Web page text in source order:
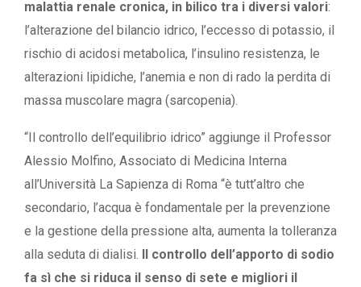
malattia renale cronica, in bilico tra i diversi valori:
l’alterazione del bilancio idrico, l’eccesso di potassio, il
rischio di acidosi metabolica, l’insulino resistenza, le
alterazioni lipidiche, l’anemia e non di rado la perdita di
massa muscolare magra (sarcopenia).
“Il controllo dell’equilibrio idrico” aggiunge il Professor
Alessio Molfino, Associato di Medicina Interna
all’Università La Sapienza di Roma “è tutt’altro che
secondario, l’acqua è fondamentale per la prevenzione
e la gestione della pressione alta, aumenta la tolleranza
alla seduta di dialisi. Il controllo dell’apporto di sodio
fa sì che si riduca il senso di sete e migliori il